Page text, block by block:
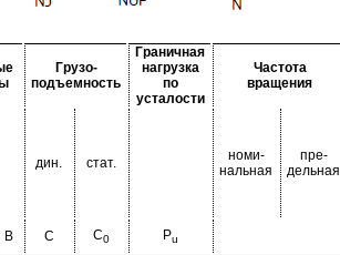
Грузо-
подъемность
Граничная
нагрузка
по
усталости
Частота
вращения
дин. стат.
номи-
нальная
пре-
дельная
B C C0 Pu